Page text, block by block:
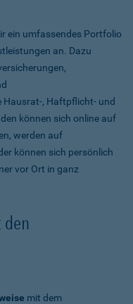
ein umfassendes Portfolio
an. Dazu
, Haftpflicht- und
können sich online auf
werden auf
können sich persönlich
vor Ort in ganz
den
mit dem